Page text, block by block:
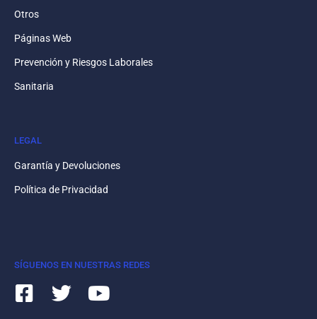
Otros
Páginas Web
Prevención y Riesgos Laborales
Sanitaria
LEGAL
Garantía y Devoluciones
Política de Privacidad
SÍGUENOS EN NUESTRAS REDES